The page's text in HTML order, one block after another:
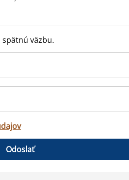
väzbu.
Odoslať